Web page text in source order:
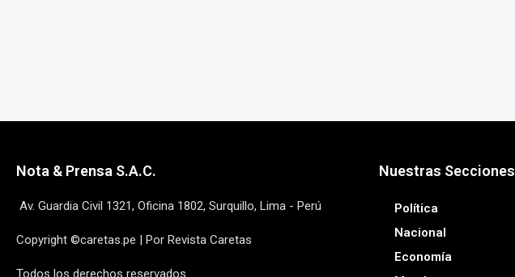
Nota & Prensa S.A.C.
Av. Guardia Civil 1321, Oficina 1802, Surquillo, Lima - Perú
Copyright ©caretas.pe | Por Revista Caretas
Todos los derechos reservados
Nuestras Secciones
Política
Nacional
Economía